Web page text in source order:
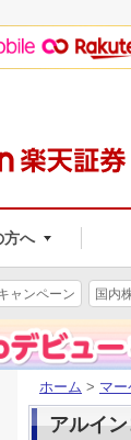
方へ
ャンペーン 国内
ホーム > マ
アルイ